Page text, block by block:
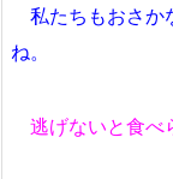
私たちもおさか
ね。
逃げないと食べ